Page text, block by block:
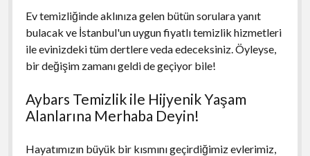
Ev temizliğinde aklınıza gelen bütün sorulara yanıt
bulacak ve İstanbul'un uygun fiyatlı temizlik hizmetleri
ile evinizdeki tüm dertlere veda edeceksiniz. Öyleyse,
bir değişim zamanı geldi de geçiyor bile!
Aybars Temizlik ile Hijyenik Yaşam
Alanlarına Merhaba Deyin!
Hayatımızın büyük bir kısmını geçirdiğimiz evlerimiz,